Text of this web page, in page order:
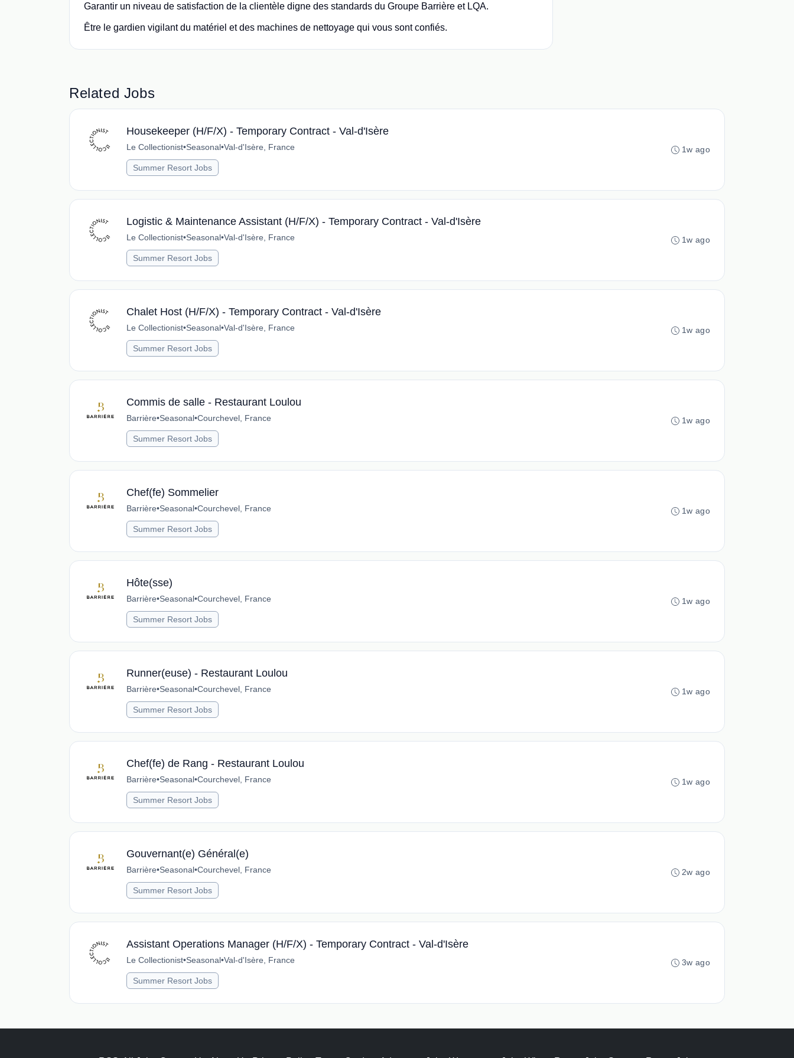
Garantir un niveau de satisfaction de la clientèle digne des standards du Groupe Barrière et LQA.
Être le gardien vigilant du matériel et des machines de nettoyage qui vous sont confiés.
Related Jobs
Housekeeper (H/F/X) - Temporary Contract - Val-d'Isère
Le Collectionist•Seasonal•Val-d'Isère, France
Summer Resort Jobs
1w ago
Logistic & Maintenance Assistant (H/F/X) - Temporary Contract - Val-d'Isère
Le Collectionist•Seasonal•Val-d'Isère, France
Summer Resort Jobs
1w ago
Chalet Host (H/F/X) - Temporary Contract - Val-d'Isère
Le Collectionist•Seasonal•Val-d'Isère, France
Summer Resort Jobs
1w ago
Commis de salle - Restaurant Loulou
Barrière•Seasonal•Courchevel, France
Summer Resort Jobs
1w ago
Chef(fe) Sommelier
Barrière•Seasonal•Courchevel, France
Summer Resort Jobs
1w ago
Hôte(sse)
Barrière•Seasonal•Courchevel, France
Summer Resort Jobs
1w ago
Runner(euse) - Restaurant Loulou
Barrière•Seasonal•Courchevel, France
Summer Resort Jobs
1w ago
Chef(fe) de Rang - Restaurant Loulou
Barrière•Seasonal•Courchevel, France
Summer Resort Jobs
1w ago
Gouvernant(e) Général(e)
Barrière•Seasonal•Courchevel, France
Summer Resort Jobs
2w ago
Assistant Operations Manager (H/F/X) - Temporary Contract - Val-d'Isère
Le Collectionist•Seasonal•Val-d'Isère, France
Summer Resort Jobs
3w ago